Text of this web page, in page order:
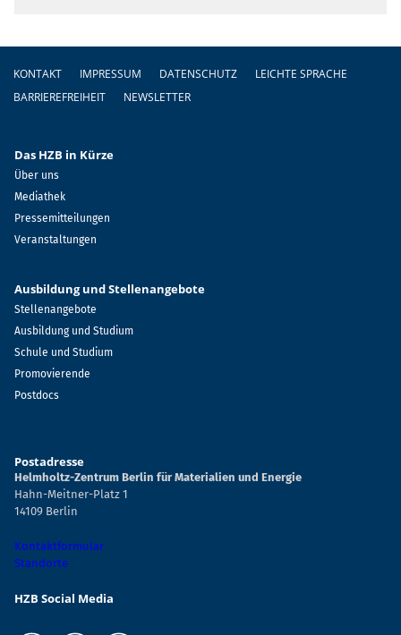
Fußzeile
KONTAKT IMPRESSUM DATENSCHUTZ
LEICHTE SPRACHE
BARRIEREFREIHEIT
NEWSLETTER
Das HZB in Kürze
Über uns
Mediathek
Pressemitteilungen
Veranstaltungen
Ausbildung und Stellenangebote
Stellenangebote
Ausbildung und Studium
Schule und Studium
Promovierende
Postdocs
Postadresse
Helmholtz-Zentrum Berlin für Materialien und Energie
Hahn-Meitner-Platz 1
14109 Berlin
Kontaktformular
Standorte
HZB Social Media